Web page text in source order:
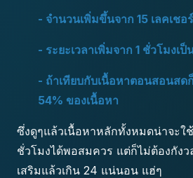
- จำนวนเพิ่มขึ้นจาก 15 เลคเชอ
- ระยะเวลาเพิ่มจาก 1 ชั่วโมงเป็
- ถ้าเทียบกับเนื้อหาตอนสอนส
54% ของเนื้อหา
ซึ่งดูๆแล้วเนื้อหาหลักทั้งหมดน่าจะใ
ชั่วโมงได้พอสมควร แต่ก็ไม่ต้องกัง
เสริมแล้วเกิน 24 แน่นอน แฮ่ๆ